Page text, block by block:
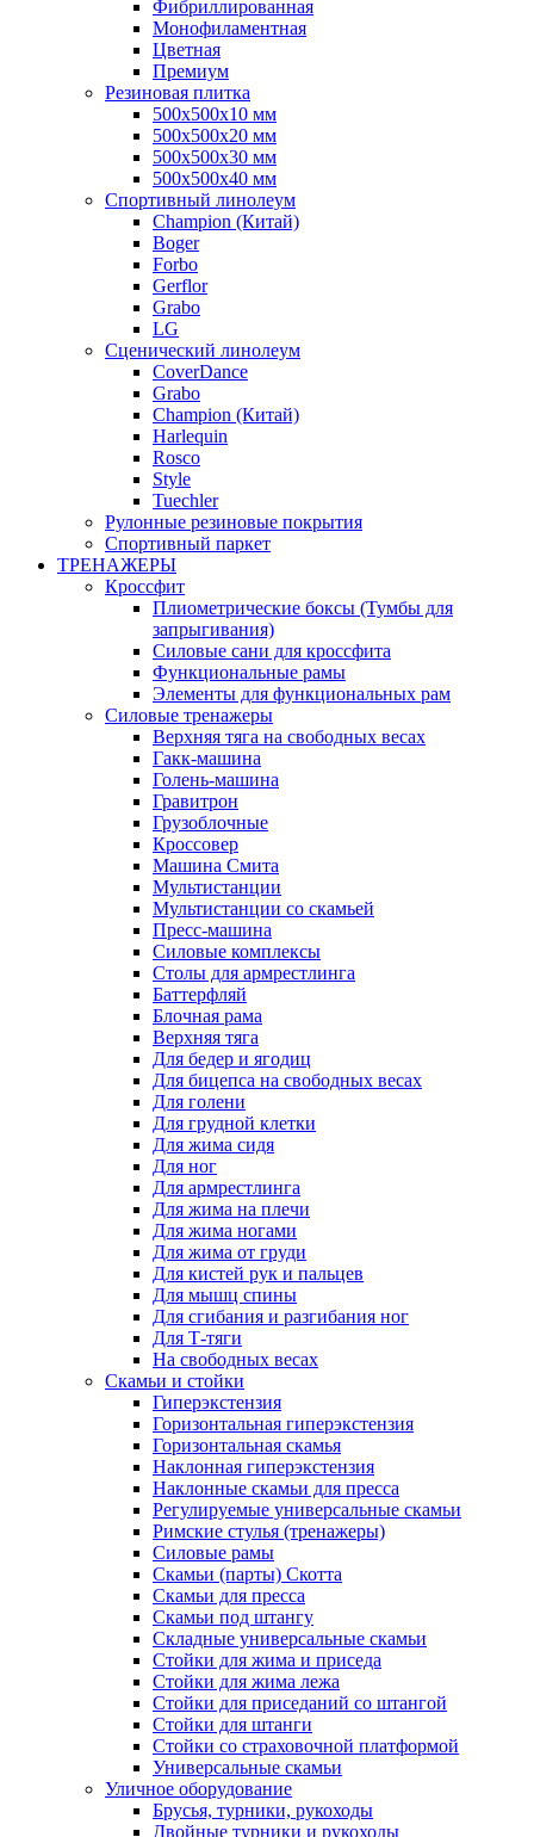
Фибриллированная
Монофиламентная
Цветная
Премиум
Резиновая плитка
500х500х10 мм
500х500х20 мм
500х500х30 мм
500х500х40 мм
Спортивный линолеум
Champion (Китай)
Boger
Forbo
Gerflor
Grabo
LG
Сценический линолеум
CoverDance
Grabo
Champion (Китай)
Harlequin
Rosco
Style
Tuechler
Рулонные резиновые покрытия
Спортивный паркет
ТРЕНАЖЕРЫ
Кроссфит
Плиометрические боксы (Тумбы для
запрыгивания)
Силовые сани для кроссфита
Функциональные рамы
Элементы для функциональных рам
Силовые тренажеры
Верхняя тяга на свободных весах
Гакк-машина
Голень-машина
Гравитрон
Грузоблочные
Кроссовер
Машина Смита
Мультистанции
Мультистанции со скамьей
Пресс-машина
Силовые комплексы
Столы для армрестлинга
Баттерфляй
Блочная рама
Верхняя тяга
Для бедер и ягодиц
Для бицепса на свободных весах
Для голени
Для грудной клетки
Для жима сидя
Для ног
Для армрестлинга
Для жима на плечи
Для жима ногами
Для жима от груди
Для кистей рук и пальцев
Для мышц спины
Для сгибания и разгибания ног
Для Т-тяги
На свободных весах
Скамьи и стойки
Гиперэкстензия
Горизонтальная гиперэкстензия
Горизонтальная скамья
Наклонная гиперэкстензия
Наклонные скамьи для пресса
Регулируемые универсальные скамьи
Римские стулья (тренажеры)
Силовые рамы
Скамьи (парты) Скотта
Скамьи для пресса
Скамьи под штангу
Складные универсальные скамьи
Стойки для жима и приседа
Стойки для жима лежа
Стойки для приседаний со штангой
Стойки для штанги
Стойки со страховочной платформой
Универсальные скамьи
Уличное оборудование
Брусья, турники, рукоходы
Двойные турники и рукоходы